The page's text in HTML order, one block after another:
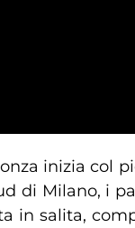
inizia col
di Milano, i
in salita,